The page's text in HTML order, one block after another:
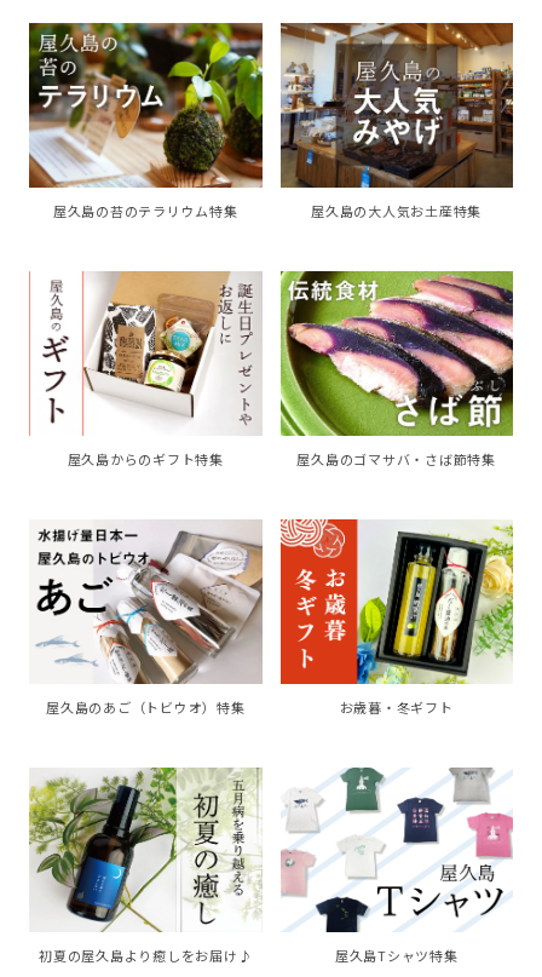
屋久島の苔のテラリウム特集 屋久島の大人気お土産特集
屋久島からのギフト特集 屋久島のゴマサバ・さば節特集
屋久島のあご（トビウオ）特集 お歳暮・冬ギフト
初夏の屋久島より癒しをお届け♪ 屋久島Tシャツ特集